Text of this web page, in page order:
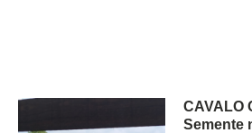
CAVALO
Semente